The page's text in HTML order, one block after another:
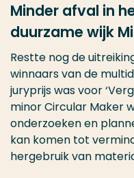
Minder afval in
duurzame wijk
Restte nog de
winnaars van de
juryprijs was voor
minor Circular Maker
onderzoeken en
kan komen tot
hergebruik van